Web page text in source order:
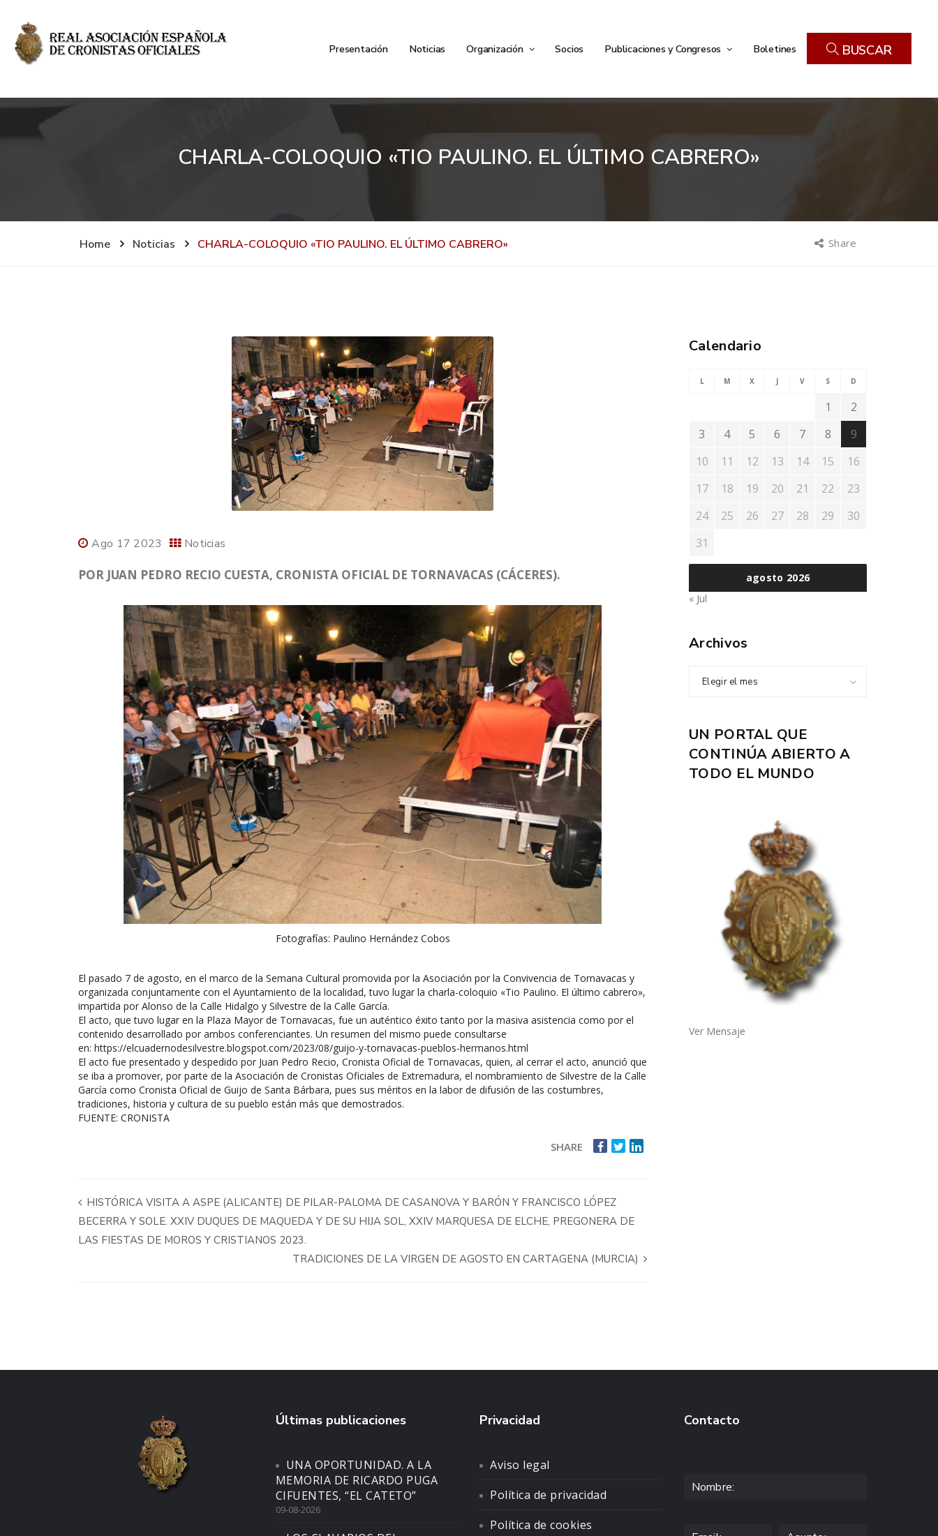
Presentación Noticias Organización Socios Publicaciones y Congresos Boletines BUSCAR
CHARLA-COLOQUIO «TIO PAULINO. EL ÚLTIMO CABRERO»
Home Noticias CHARLA-COLOQUIO «TIO PAULINO. EL ÚLTIMO CABRERO» Share
Ago 17 2023 Noticias
POR JUAN PEDRO RECIO CUESTA, CRONISTA OFICIAL DE TORNAVACAS (CÁCERES).
Fotografías: Paulino Hernández Cobos
El pasado 7 de agosto, en el marco de la Semana Cultural promovida por la Asociación por la Convivencia de Tornavacas y
organizada conjuntamente con el Ayuntamiento de la localidad, tuvo lugar la charla-coloquio «Tio Paulino. El último cabrero»,
impartida por Alonso de la Calle Hidalgo y Silvestre de la Calle García.
El acto, que tuvo lugar en la Plaza Mayor de Tornavacas, fue un auténtico éxito tanto por la masiva asistencia como por el
contenido desarrollado por ambos conferenciantes. Un resumen del mismo puede consultarse
en: https://elcuadernodesilvestre.blogspot.com/2023/08/guijo-y-tornavacas-pueblos-hermanos.html
El acto fue presentado y despedido por Juan Pedro Recio, Cronista Oficial de Tornavacas, quien, al cerrar el acto, anunció que
se iba a promover, por parte de la Asociación de Cronistas Oficiales de Extremadura, el nombramiento de Silvestre de la Calle
García como Cronista Oficial de Guijo de Santa Bárbara, pues sus méritos en la labor de difusión de las costumbres,
tradiciones, historia y cultura de su pueblo están más que demostrados.
FUENTE: CRONISTA
SHARE
HISTÓRICA VISITA A ASPE (ALICANTE) DE PILAR-PALOMA DE CASANOVA Y BARÓN Y FRANCISCO LÓPEZ
BECERRA Y SOLE. XXIV DUQUES DE MAQUEDA Y DE SU HIJA SOL, XXIV MARQUESA DE ELCHE, PREGONERA DE
LAS FIESTAS DE MOROS Y CRISTIANOS 2023.
TRADICIONES DE LA VIRGEN DE AGOSTO EN CARTAGENA (MURCIA)
Calendario
agosto 2026
L M X J V S D
1
2
3
4 5 6 7 8
9
10
11 12 13 14 15
16
17
18 19 20 21 22
23
24
25 26 27 28 29
30
31
« Jul
Archivos
Elegir el mes
UN PORTAL QUE
CONTINÚA ABIERTO A
TODO EL MUNDO
Ver Mensaje
Últimas publicaciones
UNA OPORTUNIDAD. A LA
MEMORIA DE RICARDO PUGA
CIFUENTES, “EL CATETO”
09-08-2026
Privacidad
Aviso legal
Política de privacidad
Política de cookies
Contacto